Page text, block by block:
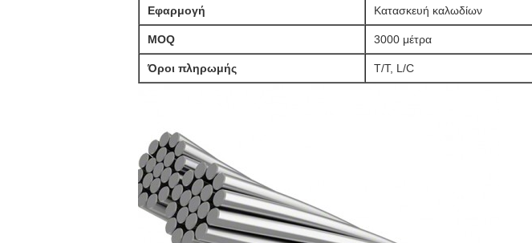
Εφαρμογή Κατασκευή καλωδίων
MOQ 3000 μέτρα
Όροι πληρωμής T/T, L/C